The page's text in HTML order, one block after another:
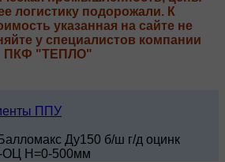
логистику подорожали. К
указанная на сайте не
у специалистов компании
ПКФ "ТЕПЛО"
ППУ
Ду150 б/ш г/д оцинк
ОЦ H=0-500мм